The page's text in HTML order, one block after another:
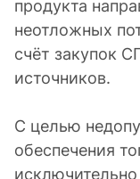
продукта
неотложных
счёт закупок
источников.
С целью
обеспечения